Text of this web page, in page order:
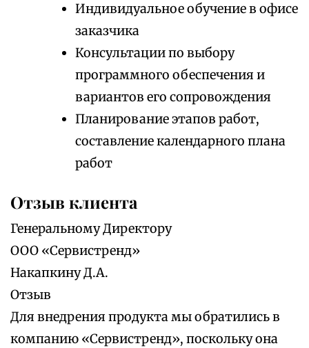
Индивидуальное обучение в офисе
заказчика
Консультации по выбору
программного обеспечения и
вариантов его сопровождения
Планирование этапов работ,
составление календарного плана
работ
Отзыв клиента
Генеральному Директору
ООО «Сервистренд»
Накапкину Д.А.
Отзыв
Для внедрения продукта мы обратились в
компанию «Сервистренд», поскольку она